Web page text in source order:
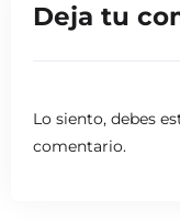
hasta el último
Deja tu
Lo siento, debes
comentario.